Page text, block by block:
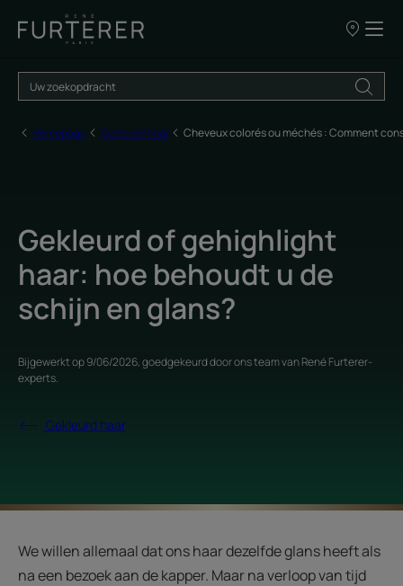
ONZE
Homepage Gekleurd haar Cheveux colorés ou méchés : Comment
Gekleurd of gehighlight
haar: hoe behoudt u de
schijn en glans?
Bijgewerkt op9/06/2026, goedgekeurd doorons team van René Furterer-
experts.
Gekleurd haar
We willen allemaal dat ons haar dezelfde glans heeft als
na een bezoek aan de kapper. Maar na verloop van tijd